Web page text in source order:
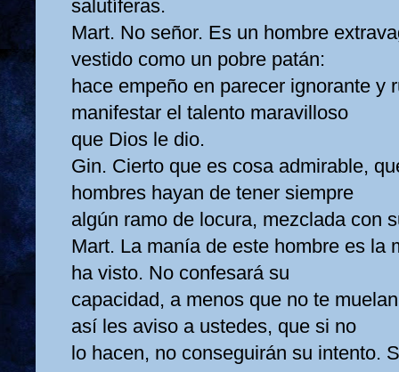
salutíferas.
Mart. No señor. Es un hombre
vestido como un pobre patán:
hace empeño en parecer ignorante y
manifestar el talento maravilloso
que Dios le dio.
Gin. Cierto que es cosa admirable,
hombres hayan de tener siempre
algún ramo de locura, mezclada con
Mart. La manía de este hombre es la
ha visto. No confesará su
capacidad, a menos que no te
así les aviso a ustedes, que si no
lo hacen, no conseguirán su intento.